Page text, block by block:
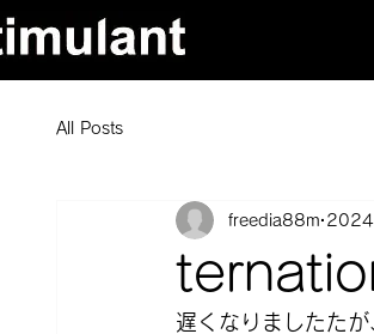
All Posts
freedia88m 2024
遅くなりましたたが